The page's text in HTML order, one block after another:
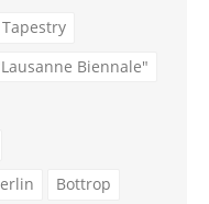
Biennale"
Bottrop